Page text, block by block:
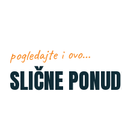
pogledajte i ovo…
SLIČNE